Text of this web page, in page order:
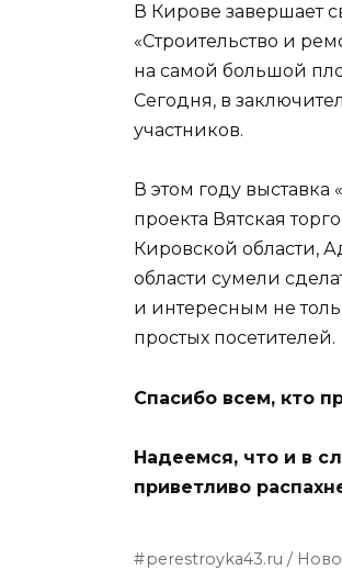
В Кирове завершает
«Строительство и
на самой большой
Сегодня, в
участников.
В этом году выставка
проекта Вятская
Кировской области,
области сумели
и интересным не
простых посетителей.
Спасибо всем, кто
Надеемся, что и в
приветливо
perestroyka43.ru /